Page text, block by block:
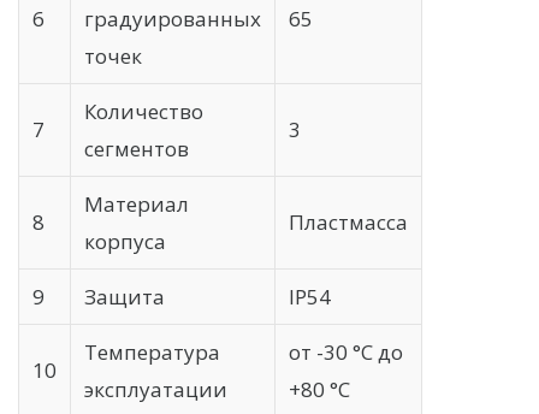
6
градуированных
точек
65
7
Количество
сегментов
3
8
Материал
корпуса
Пластмасса
9 Защита IP54
10
Температура
эксплуатации
от -30 °С до
+80 °С